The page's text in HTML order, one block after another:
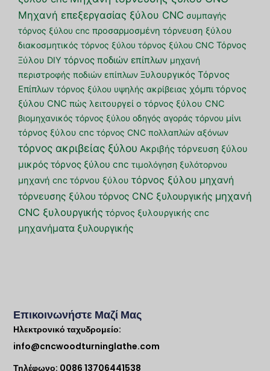
Μηχανή επεξεργασίας ξύλου CNC συμπαγής
τόρνος ξύλου cnc προσαρμοσμένη τόρνευση ξύλου
διακοσμητικός τόρνος ξύλου τόρνος ξύλου CNC Τόρνος
Ξύλου DIY τόρνος ποδιών επίπλων μηχανή
περιστροφής ποδιών επίπλων Ξυλουργικός Τόρνος
Επίπλων τόρνος ξύλου υψηλής ακρίβειας χόμπι τόρνος
ξύλου CNC πώς λειτουργεί ο τόρνος ξύλου CNC
βιομηχανικός τόρνος ξύλου οδηγός αγοράς τόρνου μίνι
τόρνος ξύλου cnc τόρνος CNC πολλαπλών αξόνων
τόρνος ακριβείας ξύλου Ακριβής τόρνευση ξύλου
μικρός τόρνος ξύλου cnc τιμολόγηση ξυλότορνου
μηχανή cnc τόρνου ξύλου τόρνος ξύλου μηχανή
τόρνευσης ξύλου τόρνος CNC ξυλουργικής μηχανή
CNC ξυλουργικής τόρνος ξυλουργικής cnc
μηχανήματα ξυλουργικής
Επικοινωνήστε Μαζί Μας
Ηλεκτρονικό ταχυδρομείο:
info@cncwoodturninglathe.com
Τηλέφωνο: 0086 13706441538